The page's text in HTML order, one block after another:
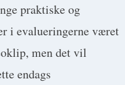
praktiske og
i evalueringerne været
men det vil
endags